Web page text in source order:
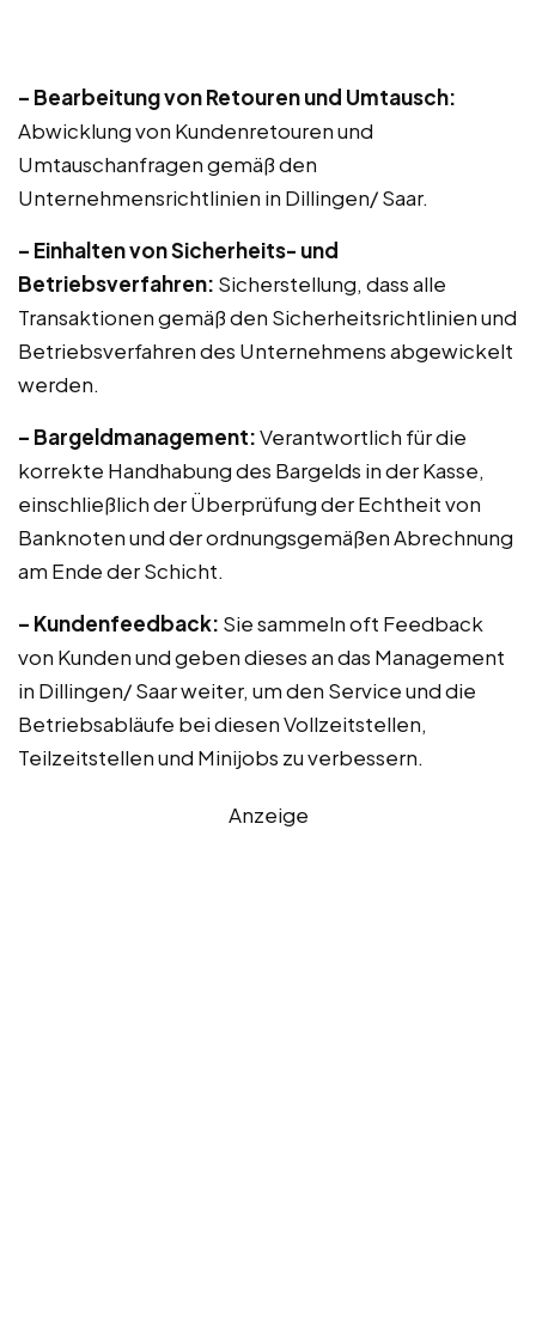
– Bearbeitung von Retouren und Umtausch:
Abwicklung von Kundenretouren und
Umtauschanfragen gemäß den
Unternehmensrichtlinien in Dillingen/ Saar.
– Einhalten von Sicherheits- und
Betriebsverfahren: Sicherstellung, dass alle
Transaktionen gemäß den Sicherheitsrichtlinien und
Betriebsverfahren des Unternehmens abgewickelt
werden.
– Bargeldmanagement:Verantwortlich für die
korrekte Handhabung des Bargelds in der Kasse,
einschließlich der Überprüfung der Echtheit von
Banknoten und der ordnungsgemäßen Abrechnung
am Ende der Schicht.
– Kundenfeedback: Sie sammeln oft Feedback
von Kunden und geben dieses an das Management
in Dillingen/ Saar weiter, um den Service und die
Betriebsabläufe bei diesen Vollzeitstellen,
Teilzeitstellen und Minijobs zu verbessern.
Anzeige